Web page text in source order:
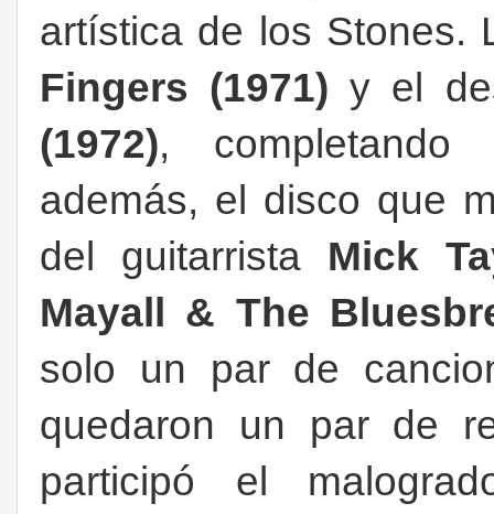
artística de los Stones.
Fingers (1971)y el
(1972),
además, el disco que
del guitarrista Mick
Mayall & The
solo un par de
quedaron un par de
participó el